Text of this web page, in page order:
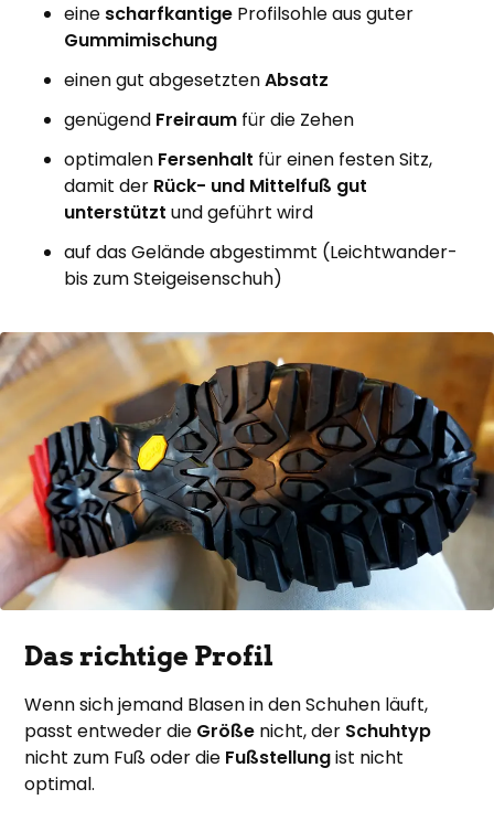
eine scharfkantige Profilsohle aus guter
Gummimischung
einen gut abgesetztenAbsatz
genügend Freiraum für die Zehen
optimalen Fersenhalt für einen festen Sitz,
damit der Rück- und Mittelfuß gut
unterstützt und geführt wird
auf das Gelände abgestimmt (Leichtwander-
bis zum Steigeisenschuh)
Das richtige Profil
Wenn sich jemand Blasen in den Schuhen läuft,
passt entweder die Größe nicht, der Schuhtyp
nicht zum Fuß oder die Fußstellungist nicht
optimal.